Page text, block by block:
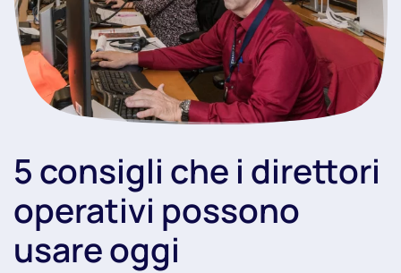
5 consigli che i direttori
operativi possono
usare oggi